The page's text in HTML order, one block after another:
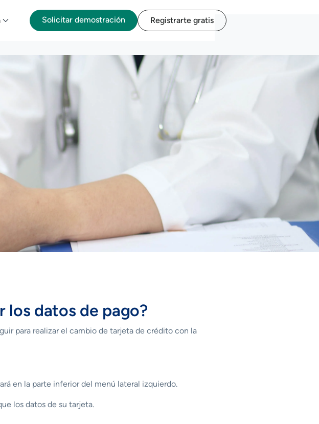
Solicitar demostración Registrarte gratis
los datos de pago?
para realizar el cambio de tarjeta de crédito con la
en la parte inferior del menú lateral izquierdo.
los datos de su tarjeta.